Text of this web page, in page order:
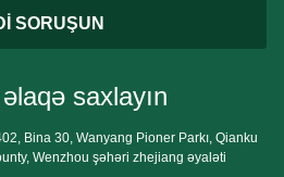
saxlayın
Bina 30, Wanyang Pioner Parkı, Qianku
Wenzhou şəhəri zhejiang əyaləti